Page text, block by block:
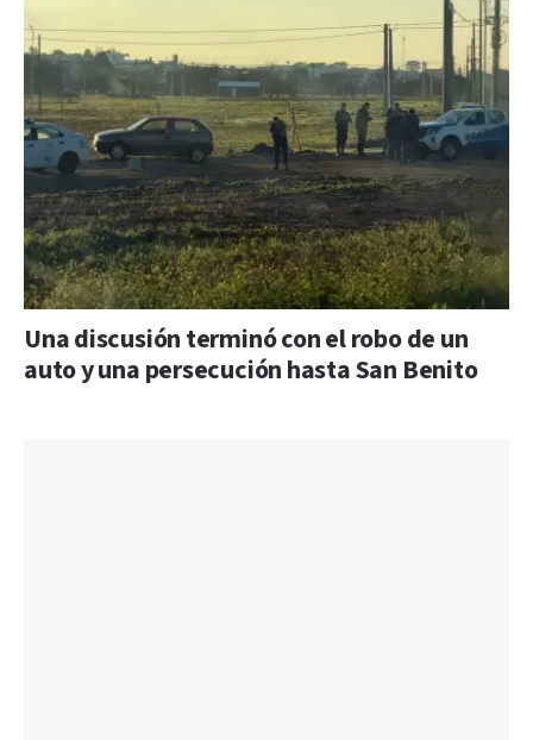
Una discusión terminó con el robo de un
auto y una persecución hasta San Benito